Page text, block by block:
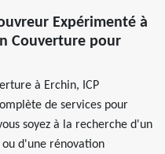
Expérimenté à
Couverture pour
à Erchin, ICP
de services pour
soyez à la recherche d'un
d'une rénovation